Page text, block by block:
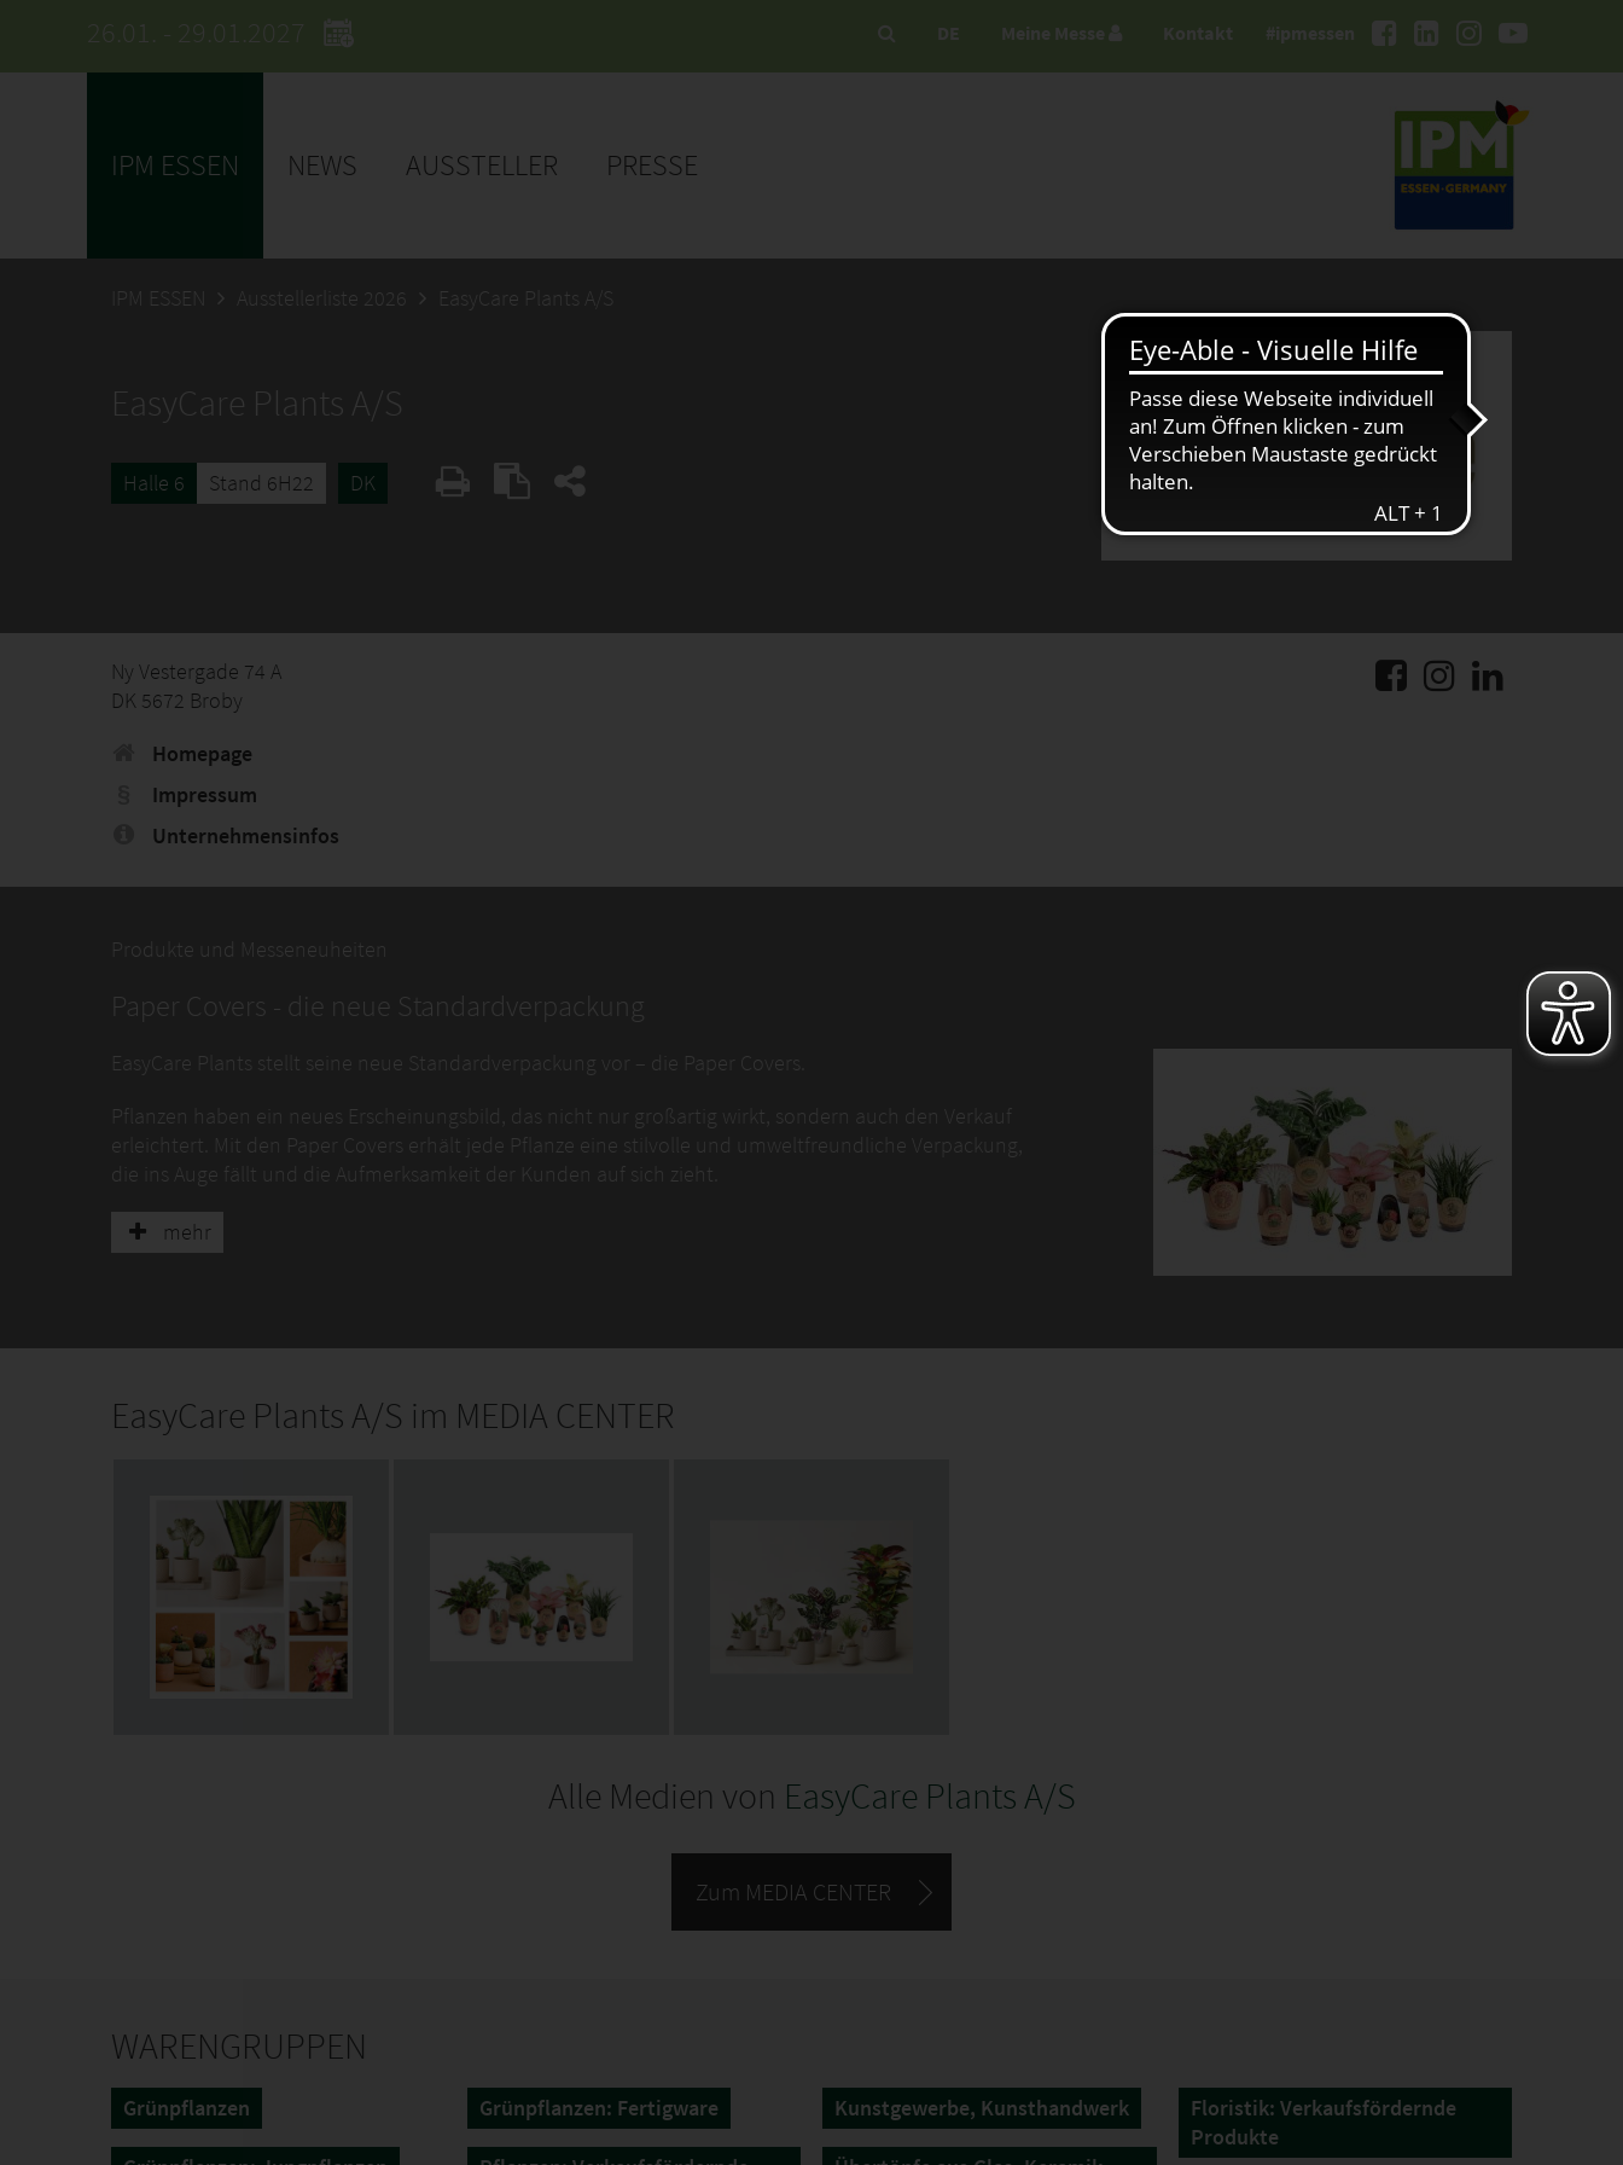
26.01. - 29.01.2027 #ipmessen
DE Meine Messe Kontakt
IPM ESSEN NEWS AUSSTELLER PRESSE
IPM ESSEN Ausstellerliste 2026 EasyCare Plants A/S
EasyCare Plants A/S
Halle 6 Stand 6H22 DK
Ny Vestergade 74 A
DK 5672 Broby
Homepage
Impressum
Unternehmensinfos
Produkte und Messeneuheiten
Paper Covers - die neue Standardverpackung
EasyCare Plants stellt seine neue Standardverpackung vor – die Paper Covers.
Pflanzen haben ein neues Erscheinungsbild, das nicht nur großartig wirkt, sondern auch den Verkauf
erleichtert. Mit den Paper Covers erhält jede Pflanze eine stilvolle und umweltfreundliche Verpackung,
die ins Auge fällt und die Aufmerksamkeit der Kunden auf sich zieht.
Vorteile der neuen Verpackung
Verkauft sich besser: Die visuelle Präsentation und Storytelling helfen dabei, die Aufmerksamkeit der
Einfach für den Kunden: EasyScore zeigt den Pflegeaufwand, und ein QR-Code führt direkt zu einem
mehr
EasyCare Plants A/S im MEDIA CENTER
Alle Medien von EasyCare Plants A/S
Zum MEDIA CENTER
WARENGRUPPEN
Grünpflanzen Grünpflanzen: Fertigware Kunstgewerbe, Kunsthandwerk
Floristik: Verkaufsfördernde
Produkte